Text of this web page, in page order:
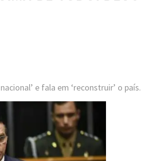
e fala em ‘reconstruir’ o país.